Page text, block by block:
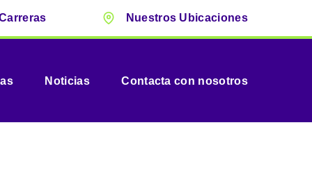
Nuestros Ubicaciones
Noticias Contacta con nosotros